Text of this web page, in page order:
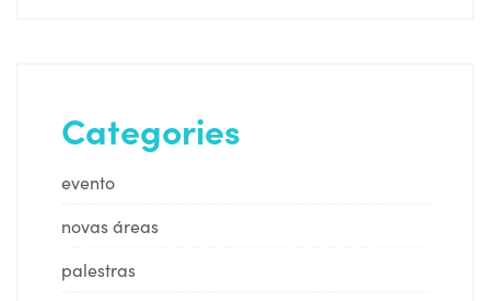
Categories
evento
novas áreas
palestras